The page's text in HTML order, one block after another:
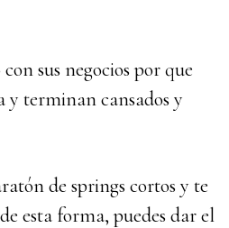
sus negocios por que
y terminan cansados y
de springs cortos y te
esta forma, puedes dar el